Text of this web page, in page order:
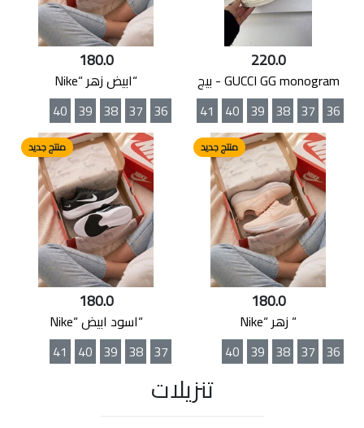
220.0
GUCCI GG monogram - بيج
36
37
38
39
40
41
180.0
“ابيض زهر “Nike
36
37
38
39
40
منتج جديد
180.0
“ زهر “Nike
36
37
38
39
40
منتج جديد
180.0
“اسود ابيض “Nike
37
38
39
40
41
تنزيلات